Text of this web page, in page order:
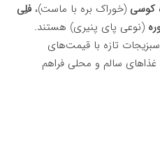
کوسی (خوراک بره با ماست)،فلِی
(نوعی پای پنیری) هستند.
تازه با قیمت‌های
سالم و محلی فراهم